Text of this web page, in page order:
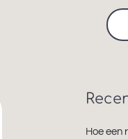
for:
Hoe een